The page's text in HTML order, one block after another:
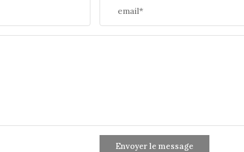
email*
Envoyer le message